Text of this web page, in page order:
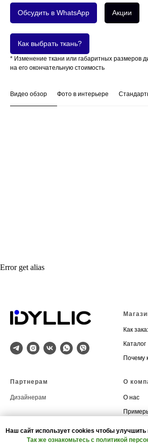
Обсудить в WhatsApp Акции
Как выбрать ткань?
* Изменение ткани или габаритных размеров
на его окончательную стоимость
Видео обзор Фото в интерьере
Error get alias
Как
Каталог
Почему
Партнерам
Дизайнерам
О
О нас
Наш сайт использует cookies чтобы улучшить
Так же ознакомьтесь с политикой